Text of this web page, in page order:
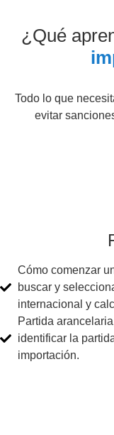
¿Qué
Todo lo que
evitar
Cómo comenzar
buscar y
internacional y
Partida
identificar la
importación.